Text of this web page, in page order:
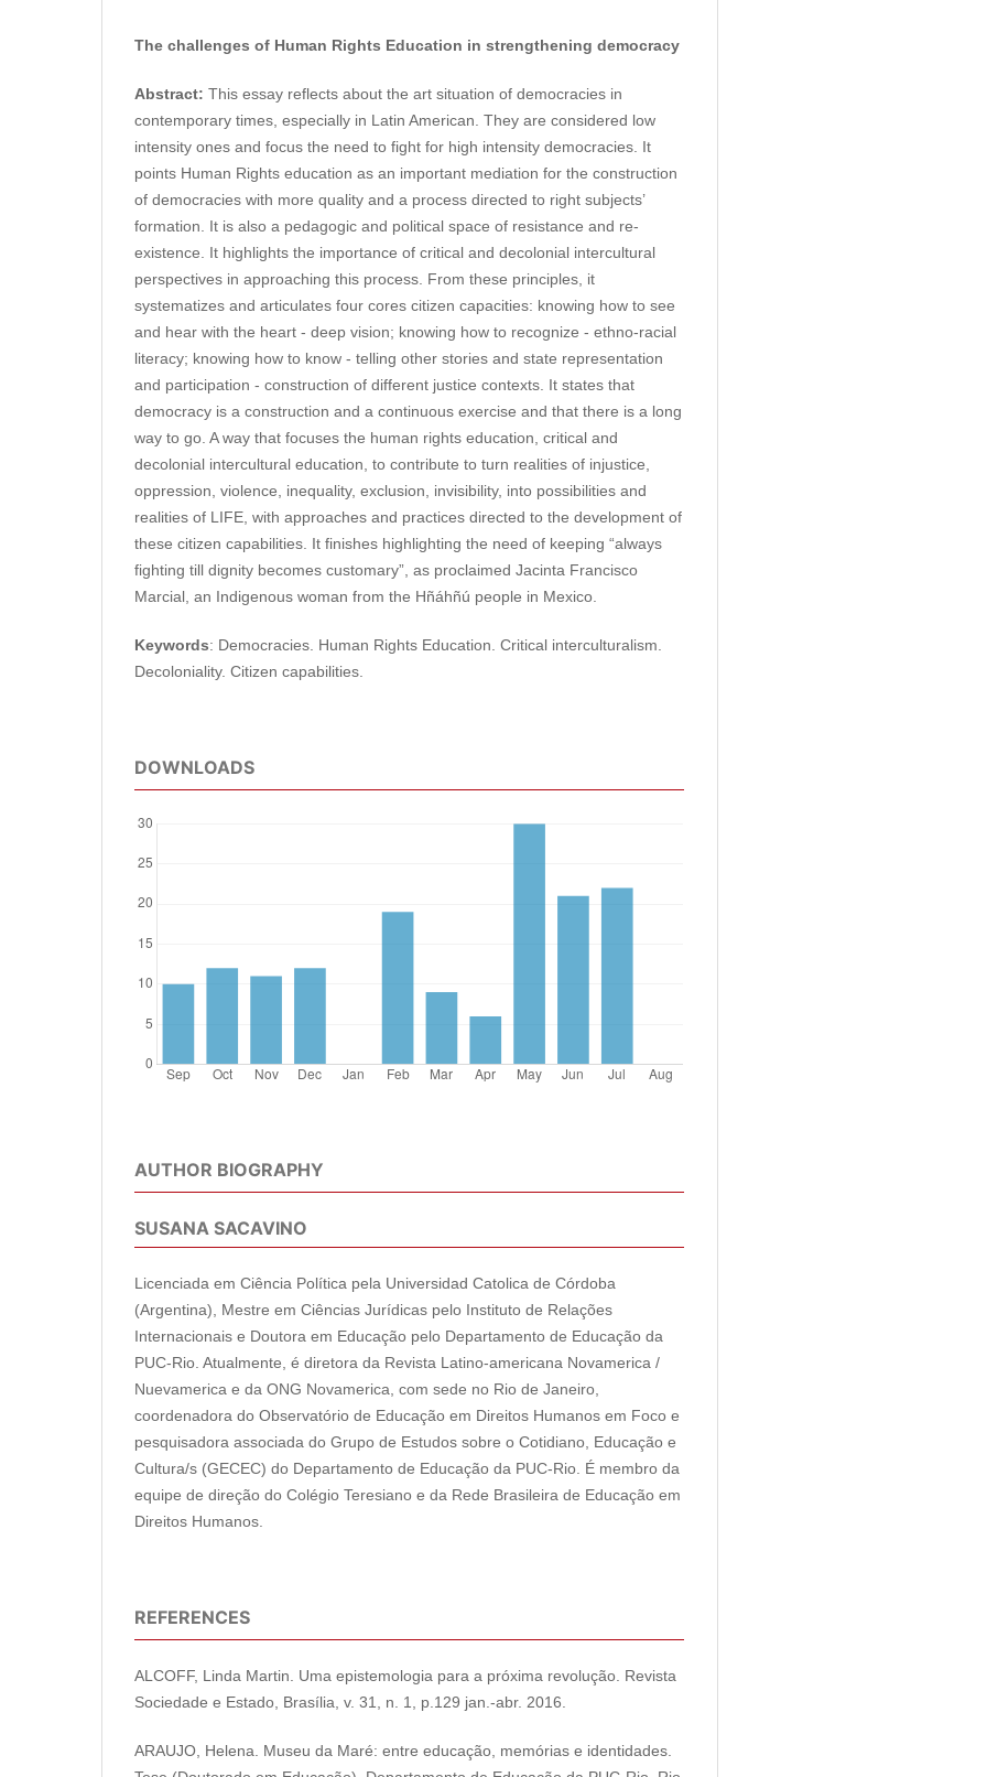
The challenges of Human Rights Education in strengthening democracy
Abstract: This essay reflects about the art situation of democracies in
contemporary times, especially in Latin American. They are considered low
intensity ones and focus the need to fight for high intensity democracies. It
points Human Rights education as an important mediation for the construction
of democracies with more quality and a process directed to right subjects’
formation. It is also a pedagogic and political space of resistance and re-
existence. It highlights the importance of critical and decolonial intercultural
perspectives in approaching this process. From these principles, it
systematizes and articulates four cores citizen capacities: knowing how to see
and hear with the heart - deep vision; knowing how to recognize - ethno-racial
literacy; knowing how to know - telling other stories and state representation
and participation - construction of different justice contexts. It states that
democracy is a construction and a continuous exercise and that there is a long
way to go. A way that focuses the human rights education, critical and
decolonial intercultural education, to contribute to turn realities of injustice,
oppression, violence, inequality, exclusion, invisibility, into possibilities and
realities of LIFE, with approaches and practices directed to the development of
these citizen capabilities. It finishes highlighting the need of keeping “always
fighting till dignity becomes customary”, as proclaimed Jacinta Francisco
Marcial, an Indigenous woman from the Hñáhñú people in Mexico.
Keywords: Democracies. Human Rights Education. Critical interculturalism.
Decoloniality. Citizen capabilities.
DOWNLOADS
AUTHOR BIOGRAPHY
SUSANA SACAVINO
Licenciada em Ciência Política pela Universidad Catolica de Córdoba
(Argentina), Mestre em Ciências Jurídicas pelo Instituto de Relações
Internacionais e Doutora em Educação pelo Departamento de Educação da
PUC-Rio. Atualmente, é diretora da Revista Latino-americana Novamerica /
Nuevamerica e da ONG Novamerica, com sede no Rio de Janeiro,
coordenadora do Observatório de Educação em Direitos Humanos em Foco e
pesquisadora associada do Grupo de Estudos sobre o Cotidiano, Educação e
Cultura/s (GECEC) do Departamento de Educação da PUC-Rio. É membro da
equipe de direção do Colégio Teresiano e da Rede Brasileira de Educação em
Direitos Humanos.
REFERENCES
ALCOFF, Linda Martin. Uma epistemologia para a próxima revolução. Revista
Sociedade e Estado, Brasília, v. 31, n. 1, p.129 jan.-abr. 2016.
ARAUJO, Helena. Museu da Maré: entre educação, memórias e identidades.